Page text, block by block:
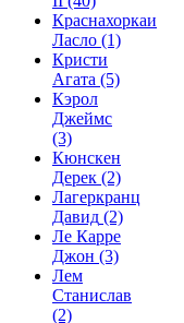
Краснахоркаи
Ласло (1)
Кристи
Агата (5)
Кэрол
Джеймс
(3)
Кюнскен
Дерек (2)
Лагеркранц
Давид (2)
Ле Карре
Джон (3)
Лем
Станислав
(2)